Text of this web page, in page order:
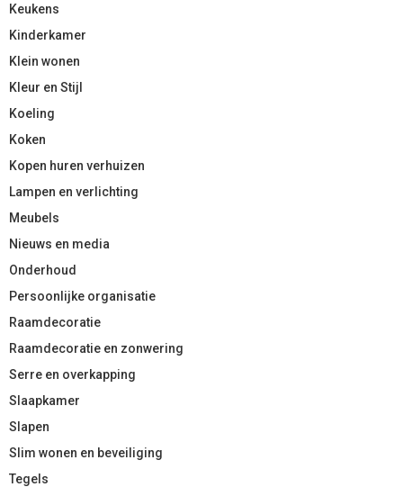
Keukens
Kinderkamer
Klein wonen
Kleur en Stijl
Koeling
Koken
Kopen huren verhuizen
Lampen en verlichting
Meubels
Nieuws en media
Onderhoud
Persoonlijke organisatie
Raamdecoratie
Raamdecoratie en zonwering
Serre en overkapping
Slaapkamer
Slapen
Slim wonen en beveiliging
Tegels